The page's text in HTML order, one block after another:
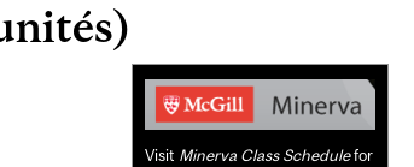
Related
Content
Visit Minerva Class Schedulefor